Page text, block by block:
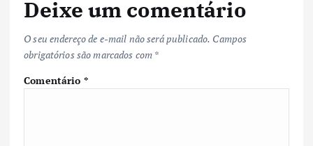
Deixe um comentário
O seu endereço de e-mail não será publicado. Campos
obrigatórios são marcados com *
Comentário *